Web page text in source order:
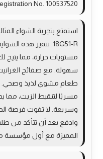
No. 100537520
مستويات حرارة، مما
سهولة. مع صفائح
طعام مشوي لذيذ وصحي.
مسربًا لتنقيط الزيت،
وسريعة. لا تفوت فرصة
وادفع بعد أن تتأكد من
المميزة مع أول مؤسسة